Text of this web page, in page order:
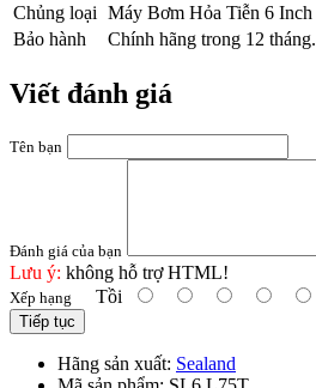
Chủng loại Máy Bơm Hỏa Tiễn 6 Inch
Bảo hành
Chính hãng trong 12 tháng.
Viết đánh giá
Tên bạn
Đánh giá của bạn
Lưu ý: không hỗ trợ HTML!
Xếp hạng Tồi
Tiếp tục
Hãng sản xuất: Sealand